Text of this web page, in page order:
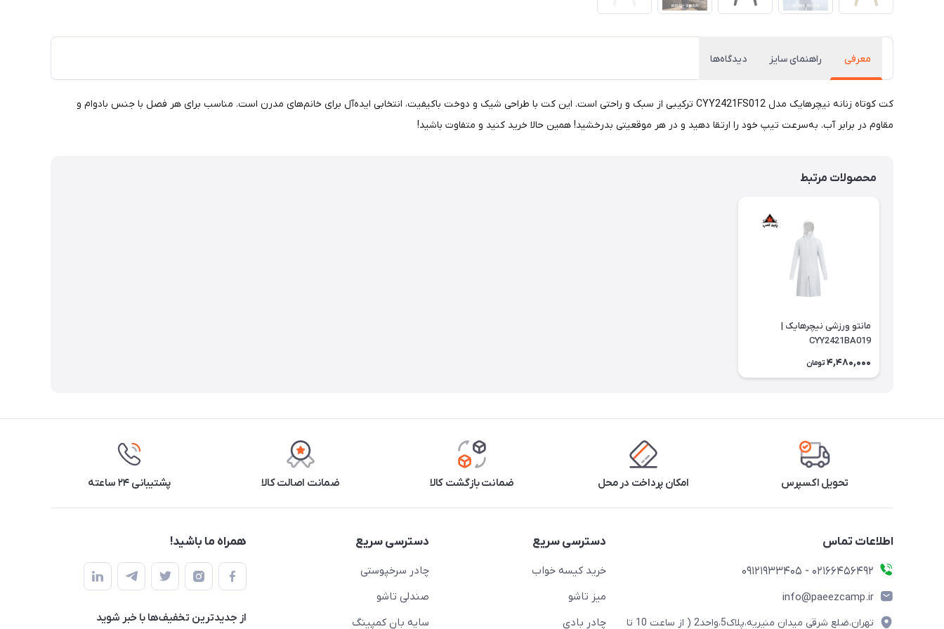
معرفی راهنمای سایز دیدگاه‌ها
کت کوتاه زنانه نیچرهایک مدل CYY2421FS012 ترکیبی از سبک و راحتی است. این کت با طراحی شیک و دوخت باکیفیت، انتخابی ایده‌آل برای خانم‌های مدرن است. مناسب برای هر فصل با جنس بادوام و
مقاوم در برابر آب. به‌سرعت تیپ خود را ارتقا دهید و در هر موقعیتی بدرخشید! همین حالا خرید کنید و متفاوت باشید!
محصولات مرتبط
مانتو ورزشی نیچرهایک |
CYY2421BA019
4,480,000 تومان
تحویل اکسپرس امکان پرداخت در محل ضمانت بازگشت کالا ضمانت اصالت کالا پشتیبانی ۲۴ ساعته
اطلاعات تماس
02166456492 - 09121933405
info@paeezcamp.ir
تهران،ضلع شرقی میدان منیریه،پلاک5،واحد2 ( از ساعت 10 تا
دسترسی سریع
خرید کیسه خواب
میز تاشو
چادر بادی
دسترسی سریع
چادر سرخپوستی
صندلی تاشو
سایه بان کمپینگ
همراه ما باشید!
از جدید‌ترین تخفیف‌ها با‌ خبر شوید